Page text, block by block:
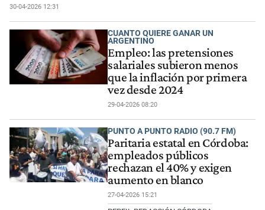
30-04-2026 12:31
CUANTO QUIERE GANAR UN
ARGENTINO
Empleo: las pretensiones
salariales subieron menos
que la inflación por primera
vez desde 2024
29-04-2026 08:20
PUNTO A PUNTO RADIO (90.7 FM)
Paritaria estatal en Córdoba:
empleados públicos
rechazan el 40% y exigen
aumento en blanco
27-04-2026 15:21